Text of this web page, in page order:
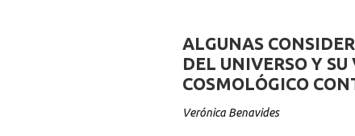
ALGUNAS
DEL UNIVERSO Y
COSMOLÓGICO
Verónica Benavides